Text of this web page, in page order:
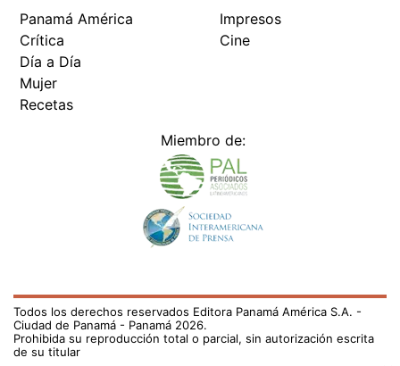
Panamá América
Crítica
Día a Día
Mujer
Recetas
Impresos
Cine
Miembro de:
Todos los derechos reservados Editora Panamá América S.A. -
Ciudad de Panamá - Panamá 2026.
Prohibida su reproducción total o parcial, sin autorización escrita
de su titular